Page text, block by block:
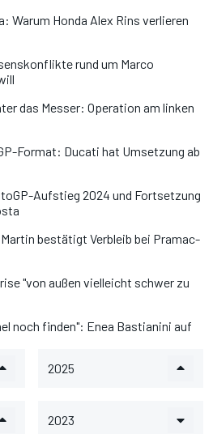
Warum Honda Alex Rins verlieren
rund um Marco
das Messer: Operation am linken
Format: Ducati hat Umsetzung ab
Aufstieg 2024 und Fortsetzung
bestätigt Verbleib bei Pramac-
"von außen vielleicht schwer zu
noch finden": Enea Bastianini auf
2025
2023